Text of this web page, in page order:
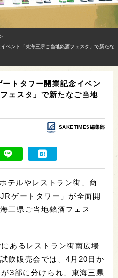
ベント「東海三県ご当地銘酒フェスタ」で新たな
トタワー開業記念イベン
ェスタ」で新たなご当地
SAKETIMES編集部
テルやレストラン街、商
ゲートタワー」が全面開
三県ご当地銘酒フェス
あるレストラン街南広場
飲販売会では、4月20日か
3部に分けられ、東海三県